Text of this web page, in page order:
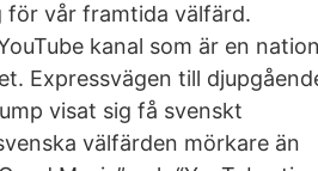
för vår framtida välfärd.
kanal som är en
Expressvägen till
visat sig få svenskt
välfärden mörkare än